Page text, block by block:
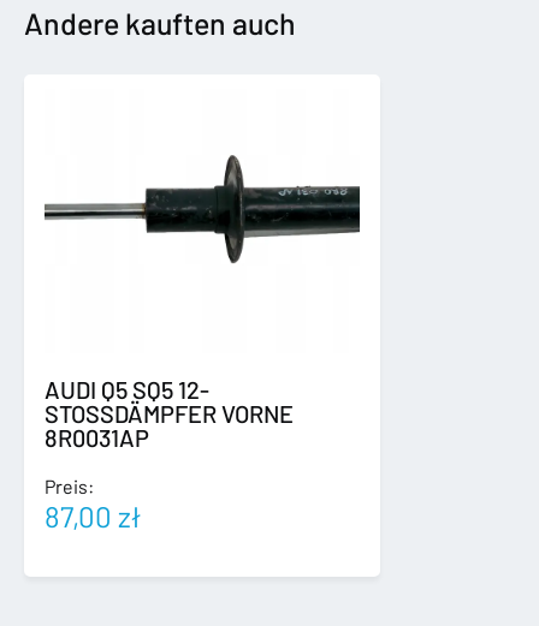
PROGOWA
LEWA
Andere kauften auch
AUDI Q5 SQ5 12-
STOSSDÄMPFER VORNE
8R0031AP
Preis:
87,00 zł